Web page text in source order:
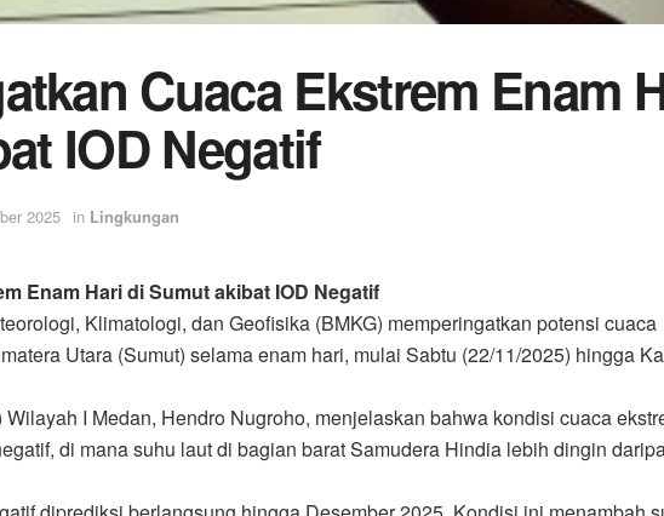
Cuaca Ekstrem Enam
IOD Negatif
2025 in Lingkungan
Enam Hari di Sumut akibat IOD Negatif
Klimatologi, dan Geofisika (BMKG) memperingatkan potensi cuaca
Utara (Sumut) selama enam hari, mulai Sabtu (22/11/2025) hingga
I Medan, Hendro Nugroho, menjelaskan bahwa kondisi cuaca
di mana suhu laut di bagian barat Samudera Hindia lebih dingin